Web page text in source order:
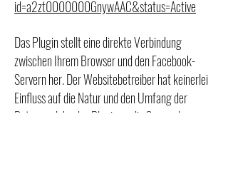
id=a2zt0000000GnywAAC&status=Active
Das Plugin stellt eine direkte Verbindung
zwischen Ihrem Browser und den Facebook-
Servern her. Der Websitebetreiber hat keinerlei
Einfluss auf die Natur und den Umfang der
Daten, welche das Plugin an die Server der